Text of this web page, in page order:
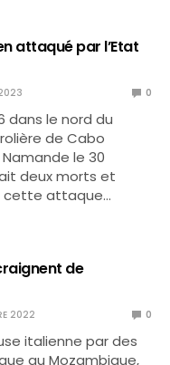
attaqué par l’Etat
0
dans le nord du
de Cabo
le 30
deux morts et
cette attaque…
de
2022 0
italienne par des
au Mozambique,